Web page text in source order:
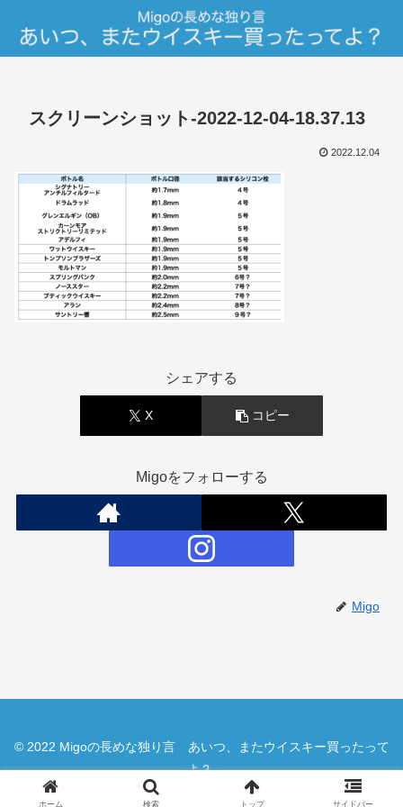
スクリーンショット-2022-12-04-18.37.13
2022.12.04
シェアする
X コピー
Migoをフォローする
Migo
© 2022 Migoの長めな独り言 あいつ、またウイスキー買ったって
よ？.
ホーム 検索 トップ サイドバー